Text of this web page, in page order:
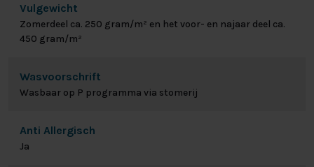
Vulgewicht
Zomerdeel ca. 250 gram/m² en het voor- en najaar deel ca.
450 gram/m²
Wasvoorschrift
Wasbaar op P programma via stomerij
Anti Allergisch
Ja